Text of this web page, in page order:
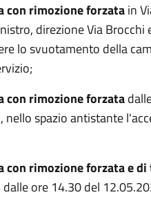
rimozione forzatain
direzione Via Brocchi
lo svuotamento della
rimozione forzata
spazio antistante
rimozione forzata e
ore 14.30 del